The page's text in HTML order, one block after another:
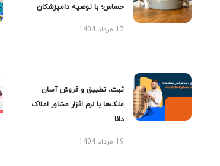
حساس؛ با توصیه دامپزشکان
17 مرداد 1404
ثبت، تطبیق و فروش آسان
ملک‌ها با نرم افزار مشاور املاک
دانا
19 مرداد 1404